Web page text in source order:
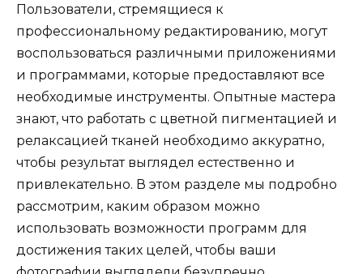
Пользователи, стремящиеся к
профессиональному редактированию, могут
воспользоваться различными приложениями
и программами, которые предоставляют все
необходимые инструменты. Опытные мастера
знают, что работать с цветной пигментацией и
релаксацией тканей необходимо аккуратно,
чтобы результат выглядел естественно и
привлекательно. В этом разделе мы подробно
рассмотрим, каким образом можно
использовать возможности программ для
достижения таких целей, чтобы ваши